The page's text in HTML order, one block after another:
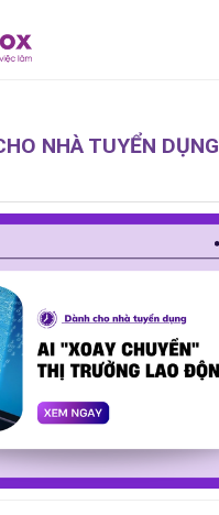
NHÀ TUYỂN DỤNG